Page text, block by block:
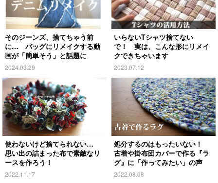
そのジーンズ、捨てちゃう前
に… バッグにリメイクする動
画が「簡単そう」と話題に
2024.03.29
いらないTシャツ捨てない
で！ 実は、こんな形にリメイ
クできちゃいます
2023.07.12
使わないけど捨てられない…
思い出の詰まった布で素敵なリ
ースを作ろう！
2022.11.17
処分するのはもったいない！
古着や掛布団カバーで作る『ラ
グ』に「作ってみたい」の声
2022.08.08